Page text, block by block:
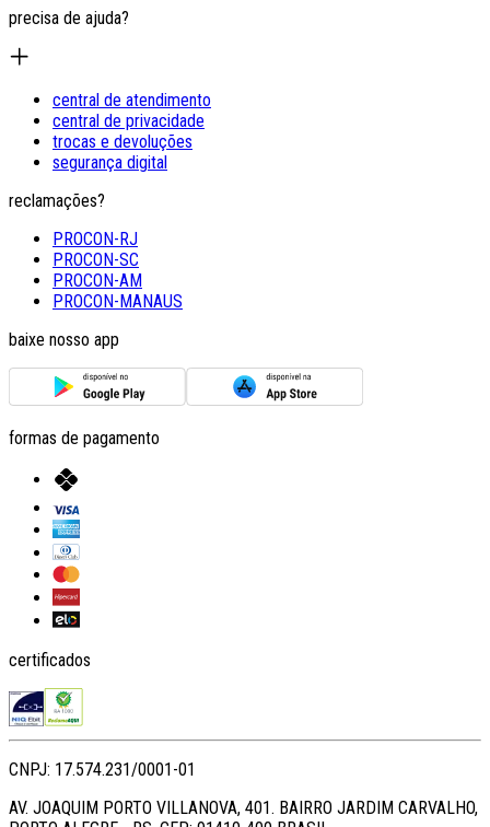
precisa de ajuda?
central de atendimento
central de privacidade
trocas e devoluções
segurança digital
reclamações?
PROCON-RJ
PROCON-SC
PROCON-AM
PROCON-MANAUS
baixe nosso app
formas de pagamento
certificados
CNPJ: 17.574.231/0001-01
AV. JOAQUIM PORTO VILLANOVA, 401. BAIRRO JARDIM CARVALHO,